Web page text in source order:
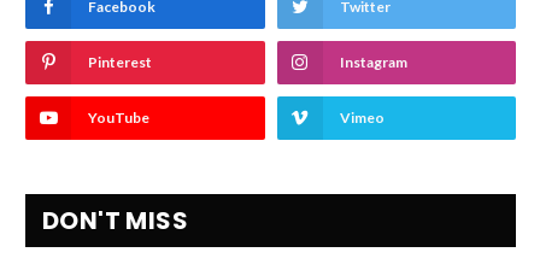
Facebook Twitter
Pinterest Instagram
YouTube Vimeo
DON'T MISS